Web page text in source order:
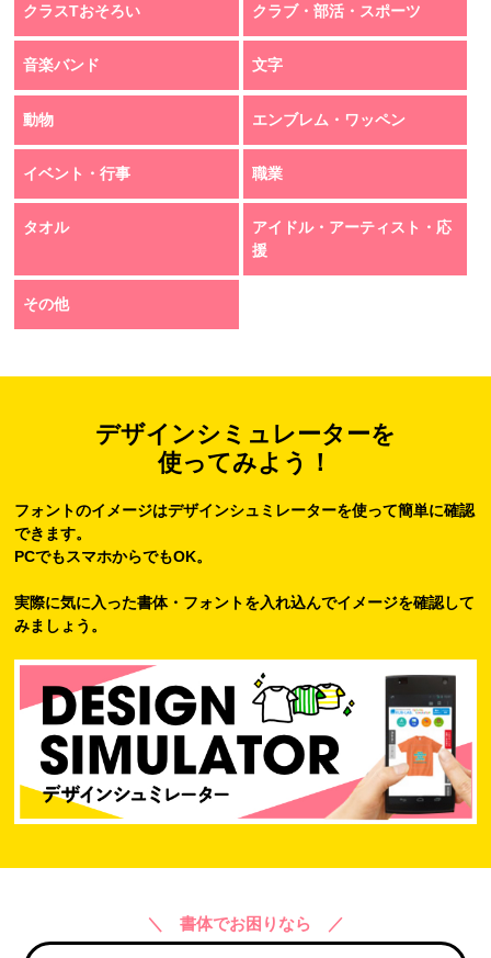
クラスTおそろい クラブ・部活・スポーツ
音楽バンド 文字
動物 エンブレム・ワッペン
イベント・行事 職業
タオル
アイドル・アーティスト・応
援
その他
デザインシミュレーターを
使ってみよう！
フォントのイメージはデザインシュミレーターを使って簡単に確認
できます。
PCでもスマホからでもOK。
実際に気に入った書体・フォントを入れ込んでイメージを確認して
みましょう。
＼ 書体でお困りなら ／